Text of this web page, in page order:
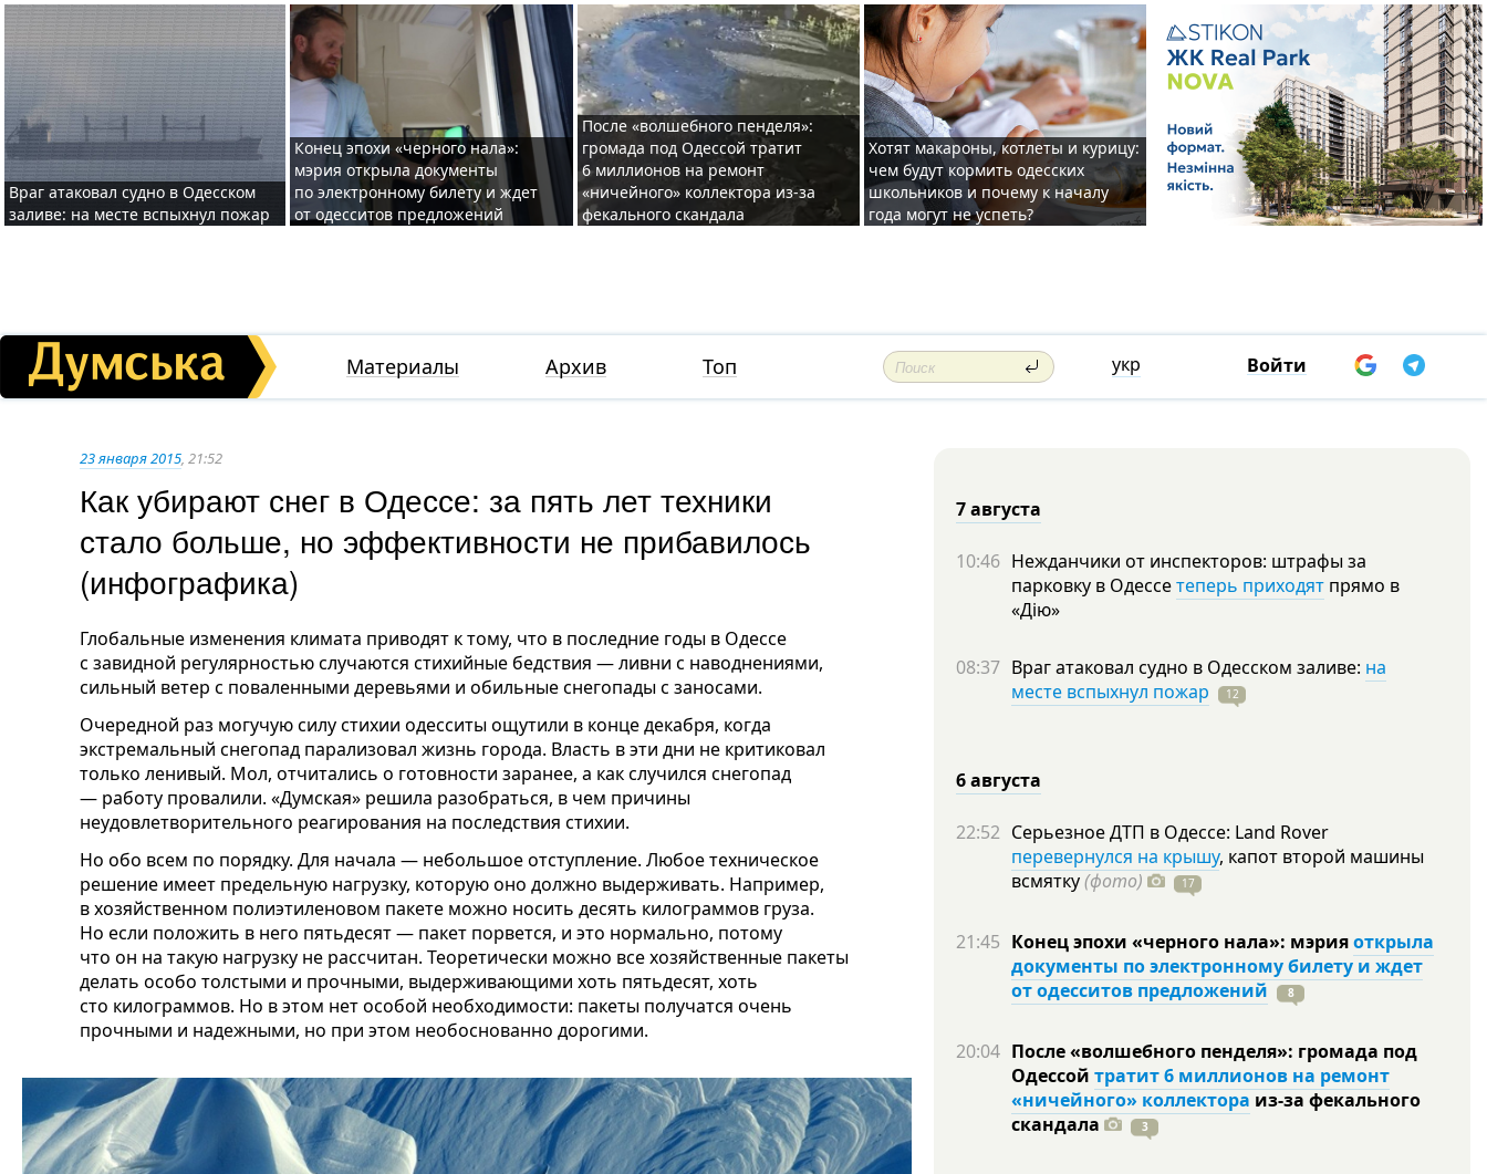
Враг атаковал судно в Одесском
заливе: на месте вспыхнул пожар
Конец эпохи «черного нала»:
мэрия открыла документы
по электронному билету и ждет
от одесситов предложений
После «волшебного пенделя»:
громада под Одессой тратит
6 миллионов на ремонт
«ничейного» коллектора из-за
фекального скандала
Хотят макароны, котлеты и курицу:
чем будут кормить одесских
школьников и почему к началу
года могут не успеть?
Материалы Архив Топ укр Войти
23 января 2015, 21:52
Как убирают снег в Одессе: за пять лет техники
стало больше, но эффективности не прибавилось
(инфографика)
Глобальные изменения климата приводят к тому, что в последние годы в Одессе
с завидной регулярностью случаются стихийные бедствия — ливни с наводнениями,
сильный ветер с поваленными деревьями и обильные снегопады с заносами.
Очередной раз могучую силу стихии одесситы ощутили в конце декабря, когда
экстремальный снегопад парализовал жизнь города. Власть в эти дни не критиковал
только ленивый. Мол, отчитались о готовности заранее, а как случился снегопад
— работу провалили. «Думская» решила разобраться, в чем причины
неудовлетворительного реагирования на последствия стихии.
Но обо всем по порядку. Для начала — небольшое отступление. Любое техническое
решение имеет предельную нагрузку, которую оно должно выдерживать. Например,
в хозяйственном полиэтиленовом пакете можно носить десять килограммов груза.
Но если положить в него пятьдесят — пакет порвется, и это нормально, потому
что он на такую нагрузку не рассчитан. Теоретически можно все хозяйственные пакеты
делать особо толстыми и прочными, выдерживающими хоть пятьдесят, хоть
сто килограммов. Но в этом нет особой необходимости: пакеты получатся очень
прочными и надежными, но при этом необоснованно дорогими.
7 августа
10:46 Нежданчики от инспекторов: штрафы за
парковку в Одессетеперь приходят прямо в
«Дію»
08:37 Враг атаковал судно в Одесском заливе: на
месте вспыхнул пожар
12
6 августа
22:52 Серьезное ДТП в Одессе: Land Rover
перевернулся на крышу, капот второй машины
всмятку(фото) 17
21:45 Конец эпохи «черного нала»: мэрияоткрыла
документы по электронному билету и ждет
от одесситов предложений
8
20:04 После «волшебного пенделя»: громада под
Одессой тратит 6 миллионов на ремонт
«ничейного» коллектора из-за фекального
скандала
3